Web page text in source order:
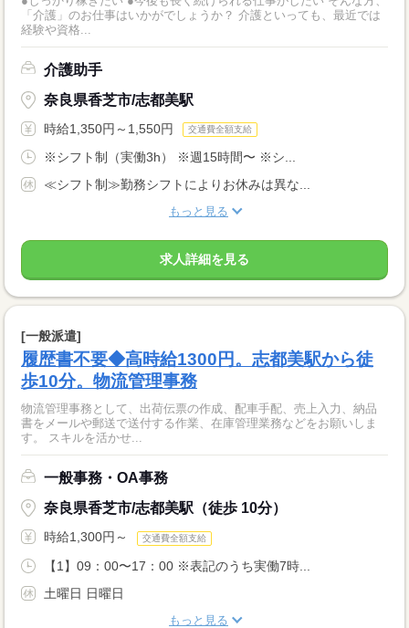
「介護」のお仕事はいかがでしょうか？ 介護といっても、最近では
経験や資格...
介護助手
奈良県香芝市/志都美駅
時給1,350円～1,550円 交通費全額支給
※シフト制（実働3h） ※週15時間〜 ※シ...
≪シフト制≫勤務シフトによりお休みは異な...
もっと見る
求人詳細を見る
[一般派遣]
履歴書不要◆高時給1300円。志都美駅から徒
歩10分。物流管理事務
物流管理事務として、出荷伝票の作成、配車手配、売上入力、納品
書をメールや郵送で送付する作業、在庫管理業務などをお願いしま
す。 スキルを活かせ...
一般事務・OA事務
奈良県香芝市/志都美駅（徒歩 10分）
時給1,300円～ 交通費全額支給
【1】09：00〜17：00 ※表記のうち実働7時...
土曜日 日曜日
もっと見る